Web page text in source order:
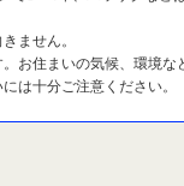
ません。
お住まいの気候、環境な
は十分ご注意ください。